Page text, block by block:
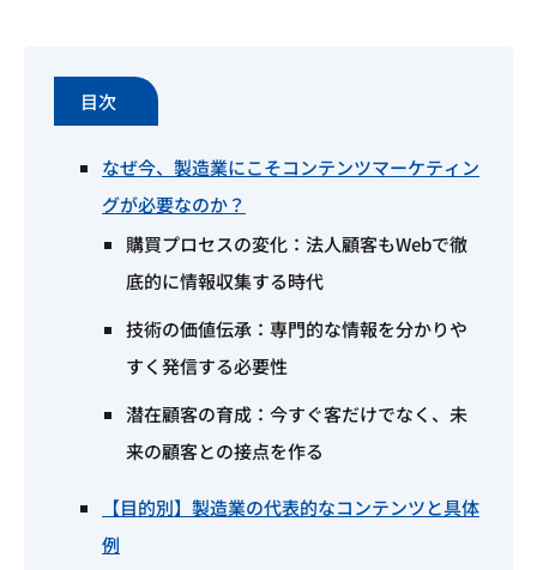
目次
なぜ今、製造業にこそコンテンツマーケティン
グが必要なのか？
購買プロセスの変化：法人顧客もWebで徹
底的に情報収集する時代
技術の価値伝承：専門的な情報を分かりや
すく発信する必要性
潜在顧客の育成：今すぐ客だけでなく、未
来の顧客との接点を作る
【目的別】製造業の代表的なコンテンツと具体
例